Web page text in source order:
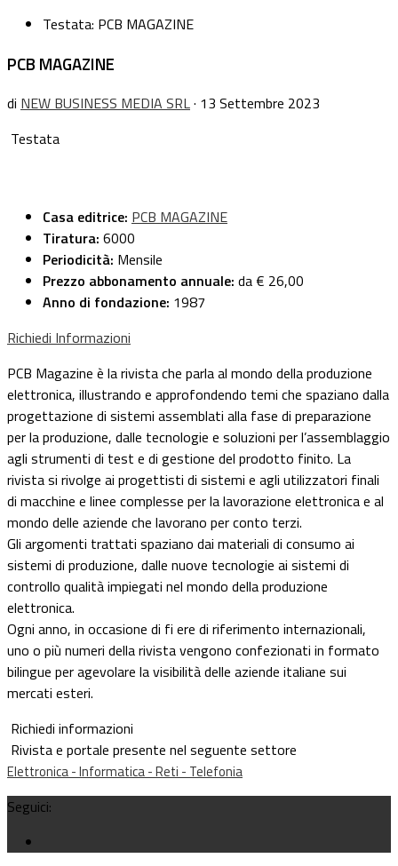
Testata: PCB MAGAZINE
PCB MAGAZINE
di NEW BUSINESS MEDIA SRL· 13 Settembre 2023
Testata
Casa editrice: PCB MAGAZINE
Tiratura: 6000
Periodicità: Mensile
Prezzo abbonamento annuale: da € 26,00
Anno di fondazione: 1987
Richiedi Informazioni
PCB Magazine è la rivista che parla al mondo della produzione
elettronica, illustrando e approfondendo temi che spaziano dalla
progettazione di sistemi assemblati alla fase di preparazione
per la produzione, dalle tecnologie e soluzioni per l’assemblaggio
agli strumenti di test e di gestione del prodotto finito. La
rivista si rivolge ai progettisti di sistemi e agli utilizzatori finali
di macchine e linee complesse per la lavorazione elettronica e al
mondo delle aziende che lavorano per conto terzi.
Gli argomenti trattati spaziano dai materiali di consumo ai
sistemi di produzione, dalle nuove tecnologie ai sistemi di
controllo qualità impiegati nel mondo della produzione
elettronica.
Ogni anno, in occasione di fi ere di riferimento internazionali,
uno o più numeri della rivista vengono confezionati in formato
bilingue per agevolare la visibilità delle aziende italiane sui
mercati esteri.
Richiedi informazioni
Rivista e portale presente nel seguente settore
Elettronica - Informatica - Reti - Telefonia
Seguici: